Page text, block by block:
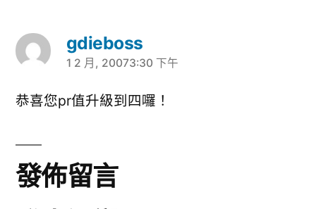
gdieboss
表
示:
1 2 月, 20073:30 下午
恭喜您pr值升級到四囉！
發佈留言